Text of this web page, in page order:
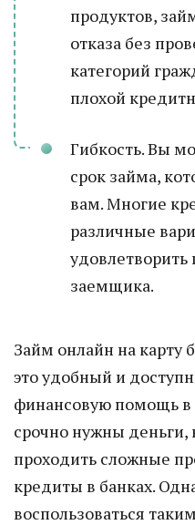
продуктов,
отказа без
категорий
плохой
Гибкость. Вы
срок займа,
вам. Многие
различные
удовлетворить
заемщика.
Займ онлайн на карту
это удобный и
финансовую помощь в
срочно нужны деньги,
проходить сложные
кредиты в банках.
воспользоваться